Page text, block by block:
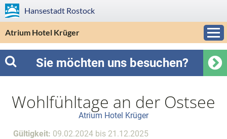
Hansestadt Rostock
Atrium Hotel Krüger
Sie möchten uns besuchen?
Wohlfühltage an der Ostsee
Atrium Hotel Krüger
Gültigkeit: 09.02.2024 bis 21.12.2025